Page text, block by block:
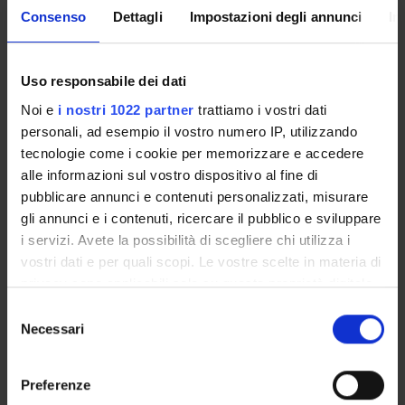
Consenso Dettagli Impostazioni degli annunci
Uso responsabile dei dati
Noi e i nostri 1022 partner trattiamo i vostri dati
personali, ad esempio il vostro numero IP, utilizzando
tecnologie come i cookie per memorizzare e accedere
alle informazioni sul vostro dispositivo al fine di
pubblicare annunci e contenuti personalizzati, misurare
gli annunci e i contenuti, ricercare il pubblico e sviluppare
i servizi. Avete la possibilità di scegliere chi utilizza i
vostri dati e per quali scopi. Le vostre scelte in materia di
privacy sono applicabili solo su questa proprietà digitale
modificare o revocare il proprio consenso in qualsiasi
momento dalla Dichiarazione sui cookie o facendo clic
delNecessari
Preferenze
Piani didattici
Insegnamenti
Bacheca avvisi
Organi collegiali e di governo
Documenti
Servizio Studenti Internazionali
CORSI DI LAUREA